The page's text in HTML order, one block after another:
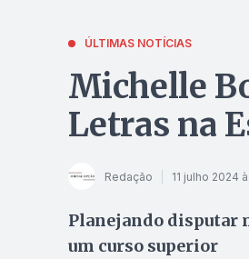
ÚLTIMAS NOTÍCIAS
Michelle
Letras na
Redação 11 julho 2024
Planejando disputar
um curso superior